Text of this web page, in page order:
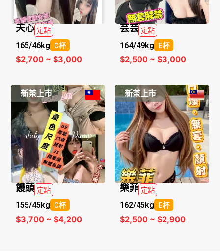
天心 定點
165/46kg C杯
$2,700 ~ $3,000
芸芸 定點
164/49kg E杯
$2,500 ~ $3,000
新茶上市
饅頭 定點
155/45kg C杯
$3,700 ~ $4,200
新茶上市
樂菲 定點
162/45kg E杯
$2,500 ~ $2,900